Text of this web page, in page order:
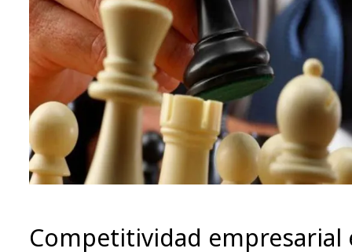
Competitividad empresarial